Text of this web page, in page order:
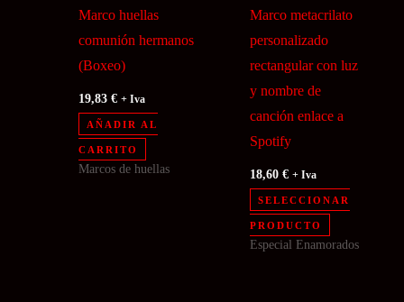
Marco huellas
comunión hermanos
(Boxeo)
19,83€ + Iva
AÑADIR AL
CARRITO
Marcos de huellas
Marco metacrilato
personalizado
rectangular con luz
y nombre de
canción enlace a
Spotify
18,60€ + Iva
SELECCIONAR
PRODUCTO
Especial Enamorados